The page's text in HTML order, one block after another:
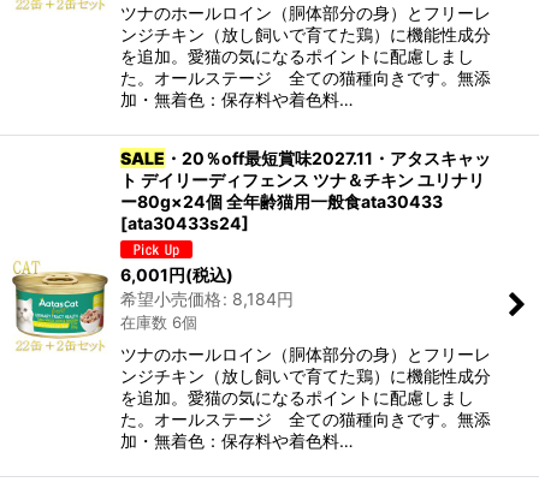
ツナのホールロイン（胴体部分の身）とフリーレ
ンジチキン（放し飼いで育てた鶏）に機能性成分
を追加。愛猫の気になるポイントに配慮しまし
た。オールステージ 全ての猫種向きです。無添
加・無着色：保存料や着色料…
SALE ・20％off最短賞味2027.11・アタスキャッ
ト デイリーディフェンス ツナ＆チキン ユリナリ
ー80g×24個 全年齢猫用一般食ata30433
[ata30433s24]
6,001円(税込)
希望小売価格: 8,184円
在庫数 6個
ツナのホールロイン（胴体部分の身）とフリーレ
ンジチキン（放し飼いで育てた鶏）に機能性成分
を追加。愛猫の気になるポイントに配慮しまし
た。オールステージ 全ての猫種向きです。無添
加・無着色：保存料や着色料…